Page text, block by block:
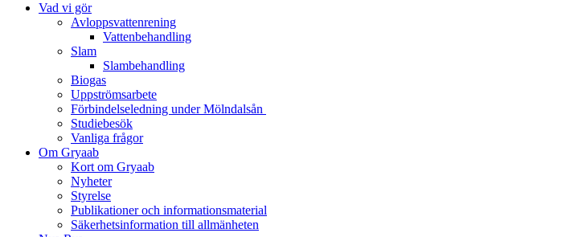
Vad vi gör
Avloppsvattenrening
Vatten­behandling
Slam
Slambehandling
Biogas
Uppströmsarbete
Förbindelseledning under Mölndalsån
Studiebesök
Vanliga frågor
Om Gryaab
Kort om Gryaab
Nyheter
Styrelse
Publikationer och informationsmaterial
Säkerhetsinformation till allmänheten